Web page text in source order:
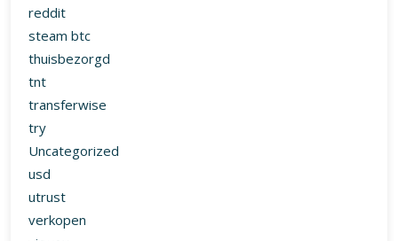
reddit
steam btc
thuisbezorgd
tnt
transferwise
try
Uncategorized
usd
utrust
verkopen